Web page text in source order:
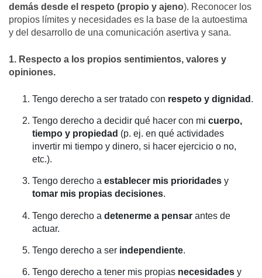
demás desde el respeto (propio y ajeno). Reconocer los
propios límites y necesidades es la base de la autoestima
y del desarrollo de una comunicación asertiva y sana.
1. Respecto a los propios sentimientos, valores y
opiniones.
Tengo derecho a ser tratado con respeto y dignidad.
Tengo derecho a decidir qué hacer con mi cuerpo,
tiempo y propiedad (p. ej. en qué actividades
invertir mi tiempo y dinero, si hacer ejercicio o no,
etc.).
Tengo derecho a establecer mis prioridades y
tomar mis propias decisiones.
Tengo derecho a detenerme a pensar antes de
actuar.
Tengo derecho a ser independiente.
Tengo derecho a tener mis propias necesidades y